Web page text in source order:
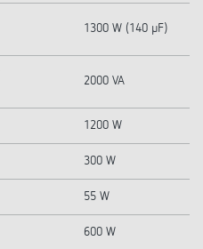
1300 W (140 µF)
2000 VA
1200 W
300 W
55 W
600 W